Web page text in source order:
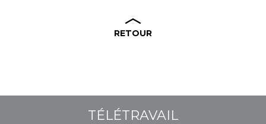
RETOUR
TÉLÉTRAVAIL